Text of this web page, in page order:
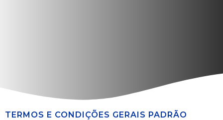
TERMOS E CONDIÇÕES GERAIS PADRÃO